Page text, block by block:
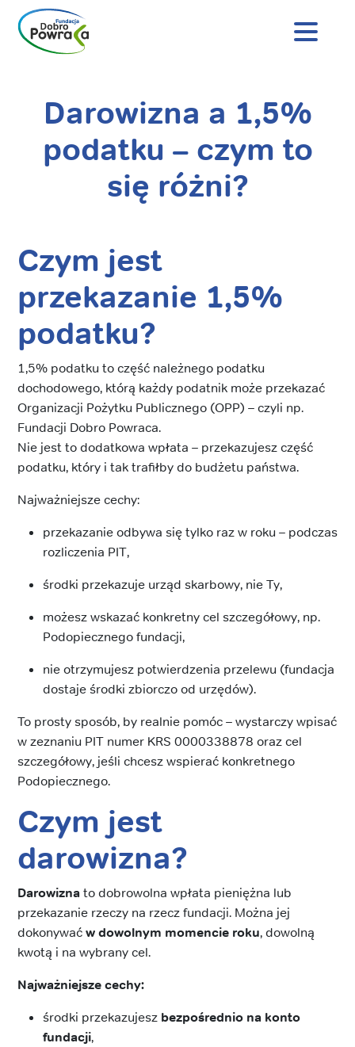
Nagłówek
Darowizna a 1,5%
podatku – czym to
się różni?
Czym jest
przekazanie 1,5%
podatku?
1,5% podatku to część należnego podatku
dochodowego, którą każdy podatnik może przekazać
Organizacji Pożytku Publicznego (OPP) – czyli np.
Fundacji Dobro Powraca.
Nie jest to dodatkowa wpłata – przekazujesz część
podatku, który i tak trafiłby do budżetu państwa.
Najważniejsze cechy:
przekazanie odbywa się tylko raz w roku – podczas
rozliczenia PIT,
środki przekazuje urząd skarbowy, nie Ty,
możesz wskazać konkretny cel szczegółowy, np.
Podopiecznego fundacji,
nie otrzymujesz potwierdzenia przelewu (fundacja
dostaje środki zbiorczo od urzędów).
To prosty sposób, by realnie pomóc – wystarczy wpisać
w zeznaniu PIT numer KRS 0000338878 oraz cel
szczegółowy, jeśli chcesz wspierać konkretnego
Podopiecznego.
Czym jest
darowizna?
Darowiznato dobrowolna wpłata pieniężna lub
przekazanie rzeczy na rzecz fundacji. Można jej
dokonywaćw dowolnym momencie roku, dowolną
kwotą i na wybrany cel.
Najważniejsze cechy:
środki przekazujesz bezpośrednio na konto
fundacji,